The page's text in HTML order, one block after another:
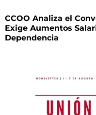
CCOO Analiza el
Exige Aumentos
Dependencia